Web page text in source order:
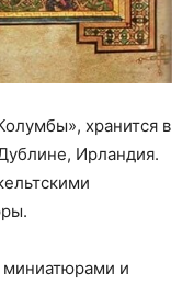
хранится в
Ирландия.
и